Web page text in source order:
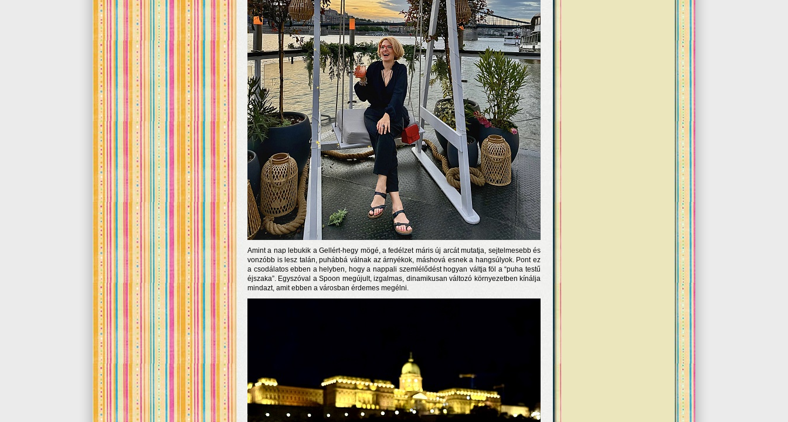
Amint a nap lebukik a Gellért-hegy mögé, a fedélzet máris új arcát mutatja, sejtelmesebb és
vonzóbb is lesz talán, puhábbá válnak az árnyékok, máshová esnek a hangsúlyok. Pont ez
a csodálatos ebben a helyben, hogy a nappali szemlélődést hogyan váltja föl a “puha testű
éjszaka”. Egyszóval a Spoon megújult, izgalmas, dinamikusan változó környezetben kínálja
mindazt, amit ebben a városban érdemes megélni.